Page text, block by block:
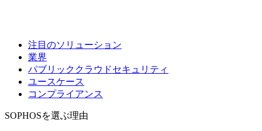
注目のソリューション
業界
パブリッククラウドセキュリティ
ユースケース
コンプライアンス
SOPHOSを選ぶ理由